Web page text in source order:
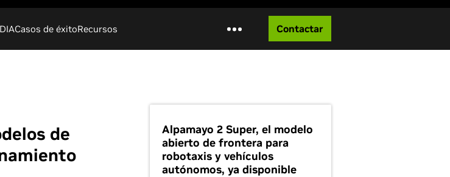
Casos de éxitoRecursos Contactar
de
Alpamayo 2 Super, el modelo
abierto de frontera para
robotaxis y vehículos
autónomos, ya disponible